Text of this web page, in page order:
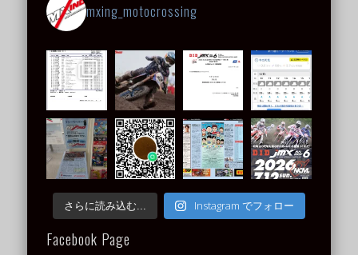
mxing_motocrossing
さらに読み込む... Instagram でフォロー
Facebook Page